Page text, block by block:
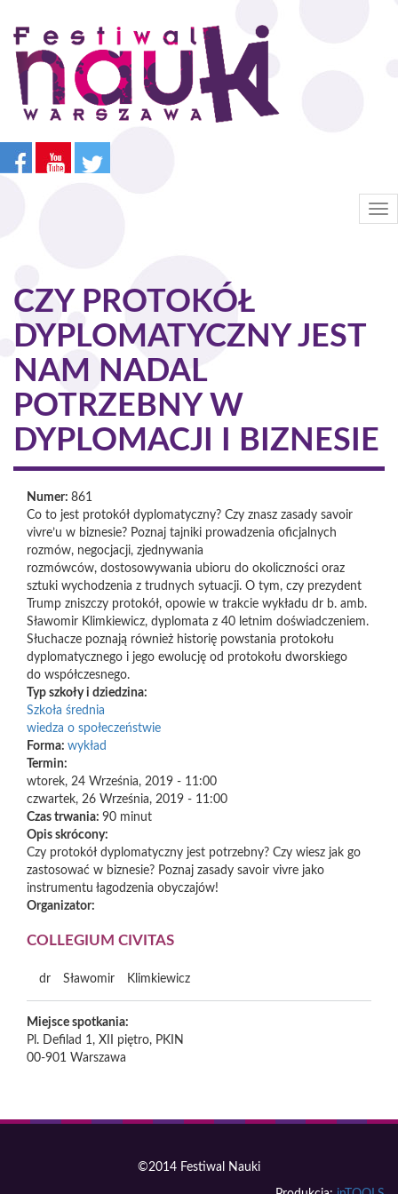
Przejdź
treści
CZY PROTOKÓŁ
DYPLOMATYCZNY JEST
NAM NADAL
POTRZEBNY W
DYPLOMACJI I BIZNESIE
Numer: 861
Co to jest protokół dyplomatyczny? Czy znasz zasady savoir
vivre’u w biznesie? Poznaj tajniki prowadzenia oficjalnych
rozmów, negocjacji, zjednywania
rozmówców, dostosowywania ubioru do okoliczności oraz
sztuki wychodzenia z trudnych sytuacji. O tym, czy prezydent
Trump zniszczy protokół, opowie w trakcie wykładu dr b. amb.
Sławomir Klimkiewicz, dyplomata z 40 letnim doświadczeniem.
Słuchacze poznają również historię powstania protokołu
dyplomatycznego i jego ewolucję od protokołu dworskiego
do współczesnego.
Typ szkoły i dziedzina:
Szkoła średnia
wiedza o społeczeństwie
Forma: wykład
Termin:
wtorek, 24 Września, 2019 - 11:00
czwartek, 26 Września, 2019 - 11:00
Czas trwania: 90 minut
Opis skrócony:
Czy protokół dyplomatyczny jest potrzebny? Czy wiesz jak go
zastosować w biznesie? Poznaj zasady savoir vivre jako
instrumentu łagodzenia obyczajów!
Organizator:
COLLEGIUM CIVITAS
dr Sławomir Klimkiewicz
Miejsce spotkania:
Pl. Defilad 1, XII piętro, PKIN
00-901 Warszawa
©2014 Festiwal Nauki